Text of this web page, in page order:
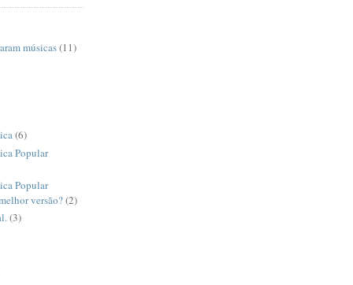
músicas(11)
(6)
Popular
Popular
versão?(2)
(3)